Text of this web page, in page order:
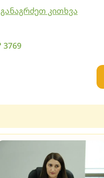
განაგრძეთ კითხვა
3769